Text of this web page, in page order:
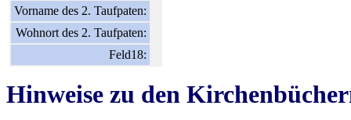
Vorname des 2. Taufpaten:
Wohnort des 2. Taufpaten:
Feld18:
Hinweise zu den